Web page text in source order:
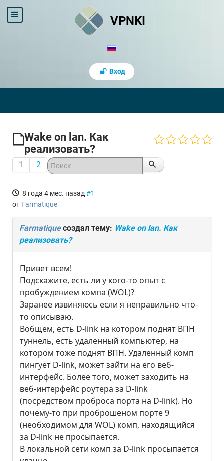
VPNKI
Вход
Wake on lan. Как
реализовать?
1 2
8 года 4 мес. назад #1
от Farmatique
Farmatiqueсоздал тему: Wake on lan. Как
реализовать?
Привет всем!
Подскажите, есть ли у кого-то опыт с
пробуждением компа (WOL)?
Заранее извиняюсь если я неправильно что-
то описываю.
Вобщем, есть D-link на котором поднят ВПН
туннель, есть удаленный компьютер, на
котором тоже поднят ВПН. Удаленный комп
пингует D-link, может зайти на его веб-
интерфейс. Более того, может заходить на
веб-интерфейс роутера за D-link
(посредством проброса порта на D-link). Но
почему-то при проброшеном порте 9
(необходимом для WOL) комп, находящийся
за D-link не просыпается.
В локальной сети комп за D-link просыпается